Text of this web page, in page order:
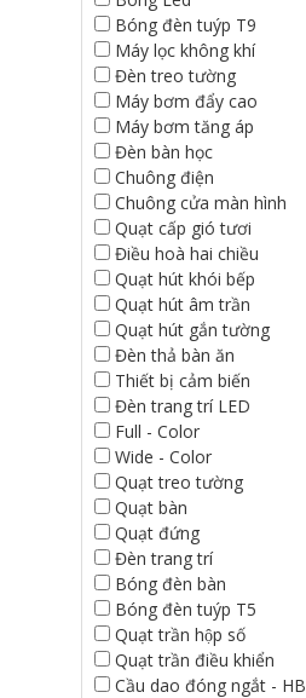
Bóng đèn tuýp T9
Máy lọc không khí
Đèn treo tường
Máy bơm đẩy cao
Máy bơm tăng áp
Đèn bàn học
Chuông điện
Chuông cửa màn hình
Quạt cấp gió tươi
Điều hoà hai chiều
Quạt hút khói bếp
Quạt hút âm trần
Quạt hút gắn tường
Đèn thả bàn ăn
Thiết bị cảm biến
Đèn trang trí LED
Full - Color
Wide - Color
Quạt treo tường
Quạt bàn
Quạt đứng
Đèn trang trí
Bóng đèn bàn
Bóng đèn tuýp T5
Quạt trần hộp số
Quạt trần điều khiển
Cầu dao đóng ngắt - HB